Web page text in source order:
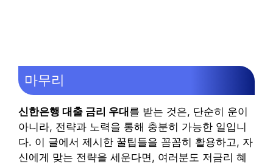
마무리
신한은행 대출 금리 우대 를 받는 것은, 단순히 운이
아니라, 전략과 노력을 통해 충분히 가능한 일입니
다. 이 글에서 제시한 꿀팁들을 꼼꼼히 활용하고, 자
신에게 맞는 전략을 세운다면, 여러분도 저금리 혜